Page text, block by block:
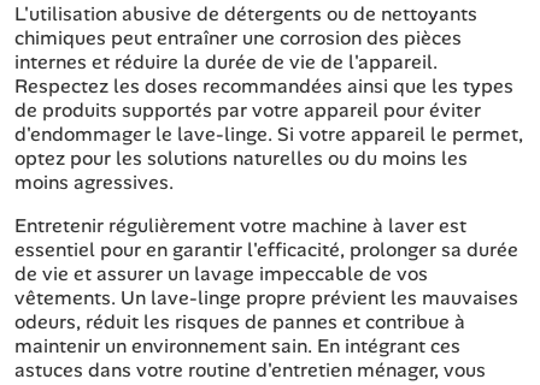
L'utilisation abusive de détergents ou de nettoyants
chimiques peut entraîner une corrosion des pièces
internes et réduire la durée de vie de l'appareil.
Respectez les doses recommandées ainsi que les types
de produits supportés par votre appareil pour éviter
d'endommager le lave-linge. Si votre appareil le permet,
optez pour les solutions naturelles ou du moins les
moins agressives.
Entretenir régulièrement votre machine à laver est
essentiel pour en garantir l'efficacité, prolonger sa durée
de vie et assurer un lavage impeccable de vos
vêtements. Un lave-linge propre prévient les mauvaises
odeurs, réduit les risques de pannes et contribue à
maintenir un environnement sain. En intégrant ces
astuces dans votre routine d'entretien ménager, vous